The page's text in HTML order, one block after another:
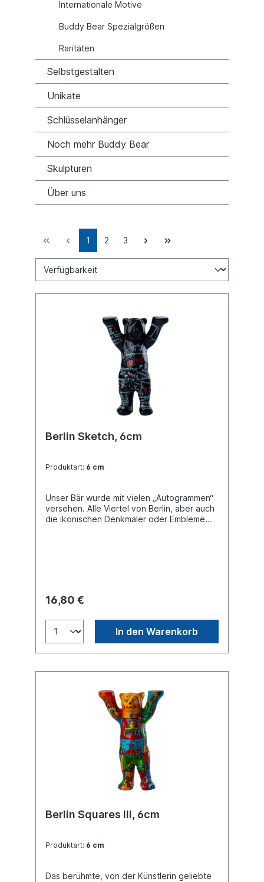
Internationale Motive
Buddy Bear Spezialgrößen
Raritäten
Selbstgestalten
Unikate
Schlüsselanhänger
Noch mehr Buddy Bear
Skulpturen
Über uns
1 2 3
Berlin Sketch, 6cm
Produktart: 6 cm
Unser Bär wurde mit vielen „Autogrammen“
versehen. Alle Viertel von Berlin, aber auch
die ikonischen Denkmäler oder Embleme
16,80 €
In den Warenkorb
Berlin Squares III, 6cm
Produktart: 6 cm
Das berühmte, von der Künstlerin geliebte